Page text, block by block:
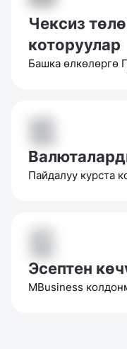
Чексиз
которуулар
Башка өлкөлөргө
Пайдалуу курста
Эсептен
MBusiness